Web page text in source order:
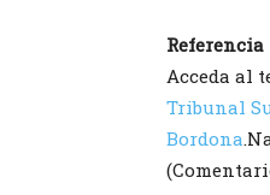
Referencia
Acceda al
Tribunal
Bordona